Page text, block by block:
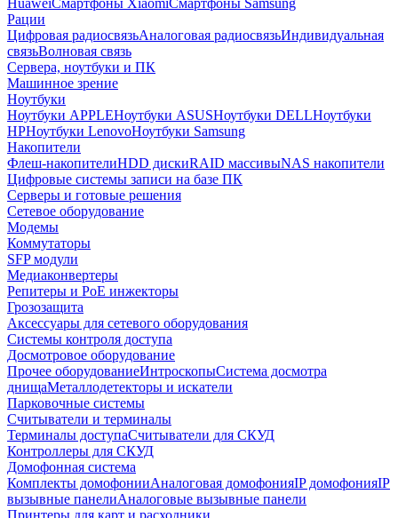
HuaweiСмартфоны XiaomiСмартфоны Samsung
Рации
Цифровая радиосвязьАналоговая радиосвязьИндивидуальная
связьВолновая связь
Сервера, ноутбуки и ПК
Машинное зрение
Ноутбуки
Ноутбуки APPLEНоутбуки ASUSНоутбуки DELLНоутбуки
HPНоутбуки LenovoНоутбуки Samsung
Накопители
Флеш-накопителиHDD дискиRAID массивыNAS накопители
Цифровые системы записи на базе ПК
Серверы и готовые решения
Сетевое оборудование
Модемы
Коммутаторы
SFP модули
Медиаконвертеры
Репитеры и PoE инжекторы
Грозозащита
Аксессуары для сетевого оборудования
Системы контроля доступа
Досмотровое оборудование
Прочее оборудованиеИнтроскопыСистема досмотра
днищаМеталлодетекторы и искатели
Парковочные системы
Считыватели и терминалы
Терминалы доступаСчитыватели для СКУД
Контроллеры для СКУД
Домофонная система
Комплекты домофонииАналоговая домофонияIP домофонияIP
вызывные панелиАналоговые вызывные панели
Принтеры для карт и расходники